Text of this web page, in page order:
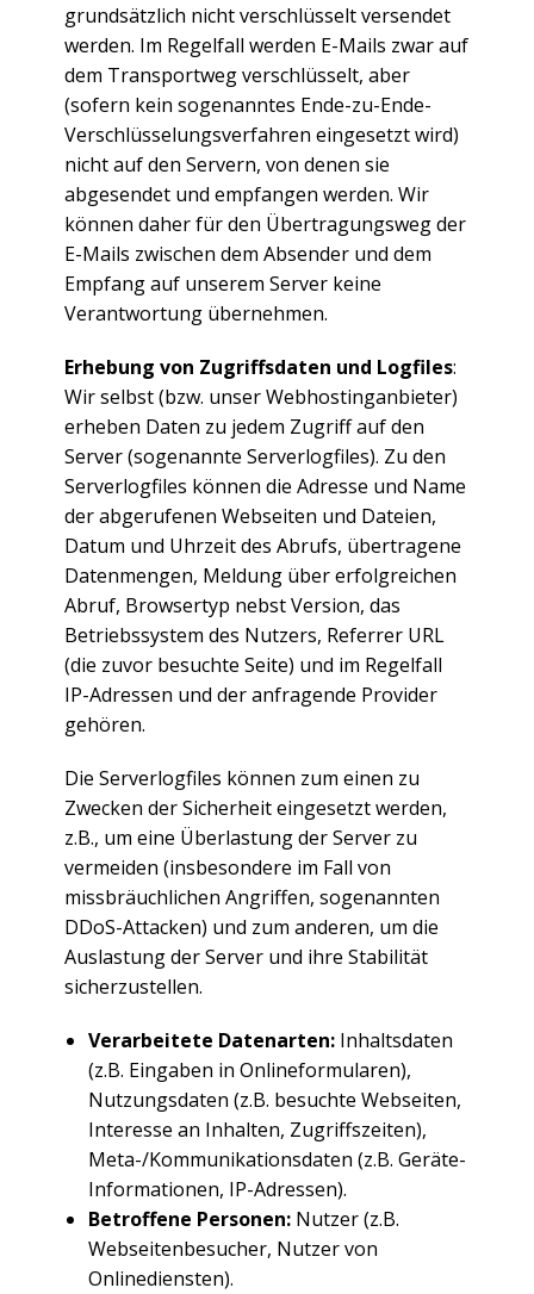
grundsätzlich nicht verschlüsselt versendet
werden. Im Regelfall werden E-Mails zwar auf
dem Transportweg verschlüsselt, aber
(sofern kein sogenanntes Ende-zu-Ende-
Verschlüsselungsverfahren eingesetzt wird)
nicht auf den Servern, von denen sie
abgesendet und empfangen werden. Wir
können daher für den Übertragungsweg der
E-Mails zwischen dem Absender und dem
Empfang auf unserem Server keine
Verantwortung übernehmen.
Erhebung von Zugriffsdaten und Logfiles:
Wir selbst (bzw. unser Webhostinganbieter)
erheben Daten zu jedem Zugriff auf den
Server (sogenannte Serverlogfiles). Zu den
Serverlogfiles können die Adresse und Name
der abgerufenen Webseiten und Dateien,
Datum und Uhrzeit des Abrufs, übertragene
Datenmengen, Meldung über erfolgreichen
Abruf, Browsertyp nebst Version, das
Betriebssystem des Nutzers, Referrer URL
(die zuvor besuchte Seite) und im Regelfall
IP-Adressen und der anfragende Provider
gehören.
Die Serverlogfiles können zum einen zu
Zwecken der Sicherheit eingesetzt werden,
z.B., um eine Überlastung der Server zu
vermeiden (insbesondere im Fall von
missbräuchlichen Angriffen, sogenannten
DDoS-Attacken) und zum anderen, um die
Auslastung der Server und ihre Stabilität
sicherzustellen.
Verarbeitete Datenarten: Inhaltsdaten
(z.B. Eingaben in Onlineformularen),
Nutzungsdaten (z.B. besuchte Webseiten,
Interesse an Inhalten, Zugriffszeiten),
Meta-/Kommunikationsdaten (z.B. Geräte-
Informationen, IP-Adressen).
Betroffene Personen: Nutzer (z.B.
Webseitenbesucher, Nutzer von
Onlinediensten).